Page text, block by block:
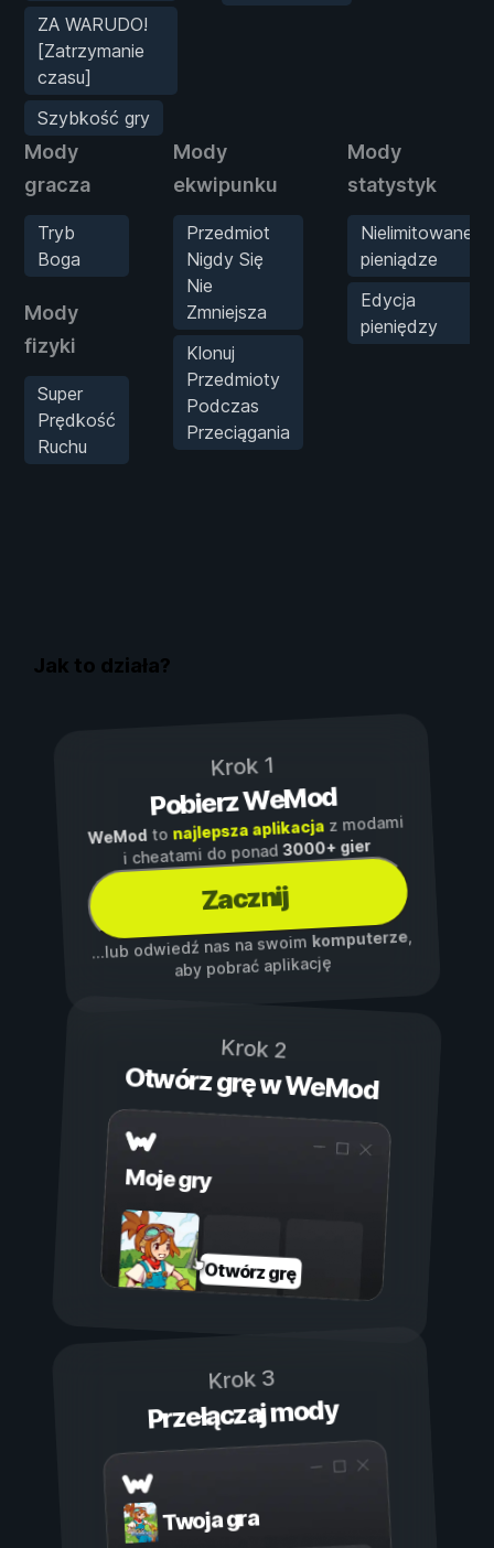
ZA WARUDO!
[Zatrzymanie
czasu]
Szybkość gry
Mody
gracza
Tryb
Boga
Mody
fizyki
Super
Prędkość
Ruchu
Mody
ekwipunku
Przedmiot
Nigdy Się
Nie
Zmniejsza
Klonuj
Przedmioty
Podczas
Przeciągania
Mody
statystyk
Nielimitowane
pieniądze
Edycja
pieniędzy
Jak to działa?
Krok 1
Pobierz WeMod
WeModto najlepsza aplikacjaz modami
i cheatami do ponad3000+ gier
Zacznij
...lub odwiedź nas na swoim komputerze,
aby pobrać aplikację
Krok 2
Otwórz grę w WeMod
Moje gry
Otwórz grę
Krok 3
Przełączaj mody
Twoja gra